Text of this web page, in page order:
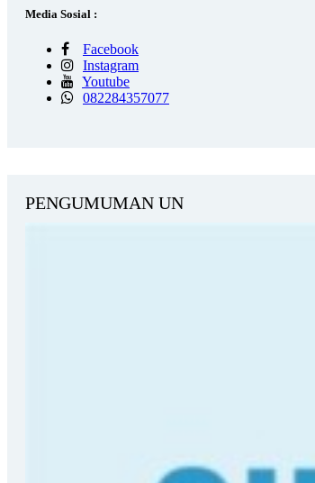
Media Sosial :
Facebook
Instagram
Youtube
082284357077
PENGUMUMAN UN